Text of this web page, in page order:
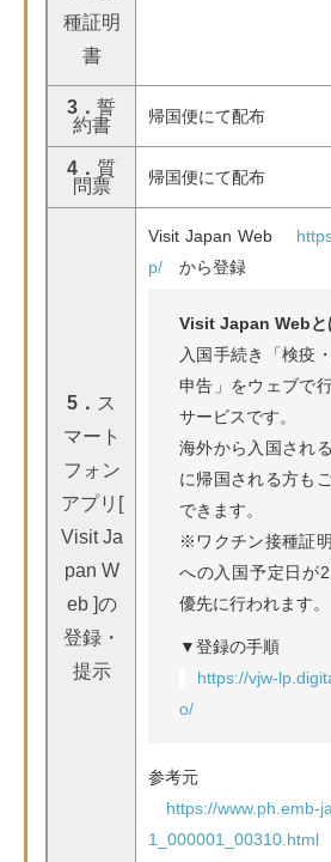
種証明
書
3． 誓
約書
帰国便にて配布
4． 質
問票
帰国便にて配布
5． ス
マート
フォン
アプリ[
Visit Ja
pan W
eb ]の
登録・
提示
Visit Japan Web
p/
から登録
Visit Japan Webと
入国手続き「検疫
申告」をウェブで
サービスです。
海外から入国され
に帰国される方も
できます。
※ワクチン接種証
への入国予定日が
優先に行われます。
▼登録の手順
https://vjw-
o/
参考元
https://www.ph.emb-
1_000001_00310.html